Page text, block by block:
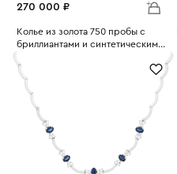
270 000 ₽
Размеры:
Колье из золота 750 пробы с
бриллиантами и синтетическим